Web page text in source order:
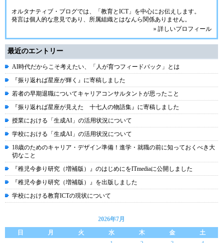
オルタナティブ・ブログでは、「教育とICT」を中心にお伝えします。
発言は個人的な意見であり、所属組織とはなんら関係ありません。
» 詳しいプロフィール
最近のエントリー
AI時代だからこそ考えたい、「人が育つフィードバック」とは
『振り返れば星座が輝く』に寄稿しました
若者の早期退職についてキャリアコンサルタントが思ったこと
『振り返れば星座が見えた 十七人の物語集』に寄稿しました
授業における「生成AI」の活用状況について
学校における「生成AI」の活用状況について
18歳のためのキャリア・デザイン準備！進学・就職の前に知っておくべき大
切なこと
『稚児今参り研究（増補版）』のはじめにをITmediaに公開しました
『稚児今参り研究（増補版）』を出版しました
学校における教育ICTの現状について
2026年7月
日
月 火 水 木 金
土